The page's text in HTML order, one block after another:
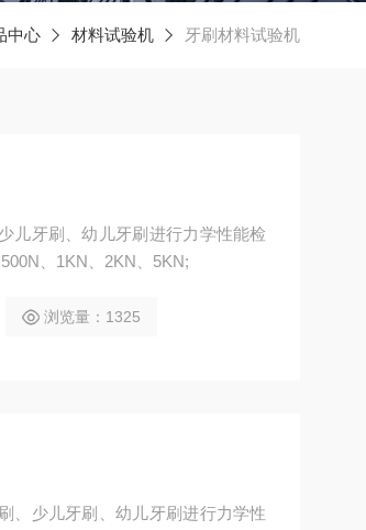
中心 材料试验机 牙刷材料试验机
儿牙刷、幼儿牙刷进行力学性能检
、1KN、2KN、5KN;
浏览量：1325
、少儿牙刷、幼儿牙刷进行力学性